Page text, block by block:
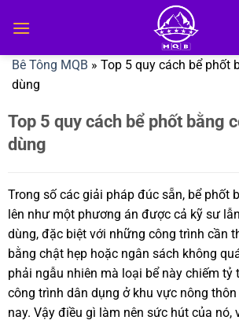
qua
dungBê Tông MQB » Top 5 quy cách bể phốt
dùng
Top 5 quy cách bể phốt bằng
dùng
Trong số các giải pháp đúc sẵn, bể phốt
lên như một phương án được cả kỹ sư lẫn
dùng, đặc biệt với những công trình cần
bằng chật hẹp hoặc ngân sách không
phải ngẫu nhiên mà loại bể này chiếm tỷ
công trình dân dụng ở khu vực nông thôn
nay. Vậy điều gì làm nên sức hút của nó,